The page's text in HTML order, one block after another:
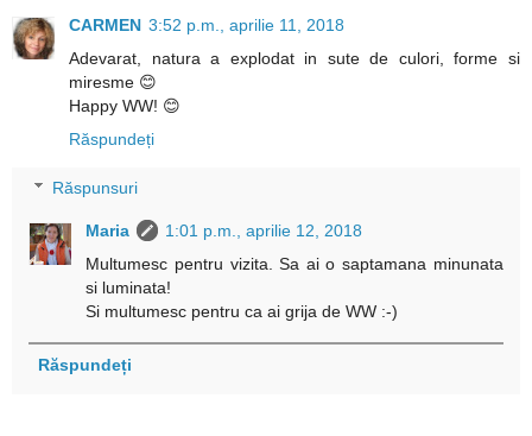
CARMEN 3:52 p.m., aprilie 11, 2018
Adevarat, natura a explodat in sute de culori, forme si
miresme 😊
Happy WW! 😊
Răspundeți
Răspunsuri
Maria
1:01 p.m., aprilie 12, 2018
Multumesc pentru vizita. Sa ai o saptamana minunata
si luminata!
Si multumesc pentru ca ai grija de WW :-)
Răspundeți